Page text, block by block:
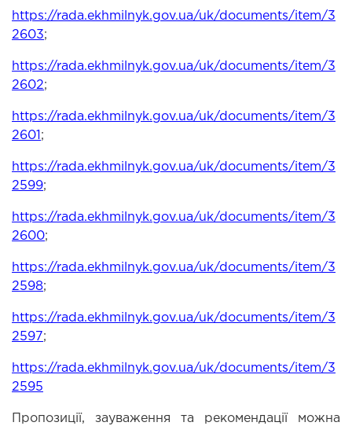
https://rada.ekhmilnyk.gov.ua/uk/documents/item/3
2603;
https://rada.ekhmilnyk.gov.ua/uk/documents/item/3
2602;
https://rada.ekhmilnyk.gov.ua/uk/documents/item/3
2601 ;
https://rada.ekhmilnyk.gov.ua/uk/documents/item/3
2599;
https://rada.ekhmilnyk.gov.ua/uk/documents/item/3
2600;
https://rada.ekhmilnyk.gov.ua/uk/documents/item/3
2598;
https://rada.ekhmilnyk.gov.ua/uk/documents/item/3
2597 ;
https://rada.ekhmilnyk.gov.ua/uk/documents/item/3
2595
Пропозиції, зауваження та рекомендації можна